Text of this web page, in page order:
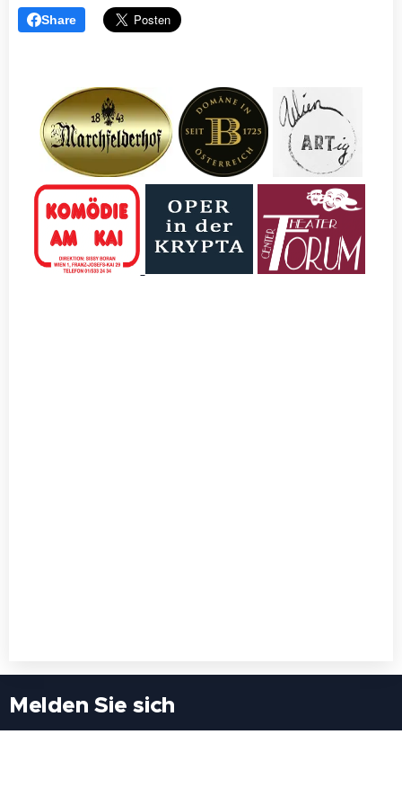
für
Schmetterlingskinder.
zusammen –
gesammelt bei
der
eindrucksvollen
Veranstaltung am
30. Mai .
August zahlreiche
Familien. Parallel
Lobau die
Einsatzkräfte der
Region.
Share
Melden Sie sich